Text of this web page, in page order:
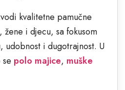
kvalitetne pamučne
žene i djecu, sa fokusom
udobnost i dugotrajnost. U
polo majice, muške